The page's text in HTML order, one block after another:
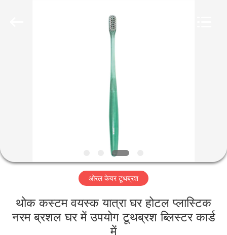
हमारे
बारे
कारखाना
ओरल केयर टूथब्रश
थोक कस्टम वयस्क यात्रा घर होटल प्लास्टिक
नरम ब्रशल घर में उपयोग टूथब्रश ब्लिस्टर कार्ड
में